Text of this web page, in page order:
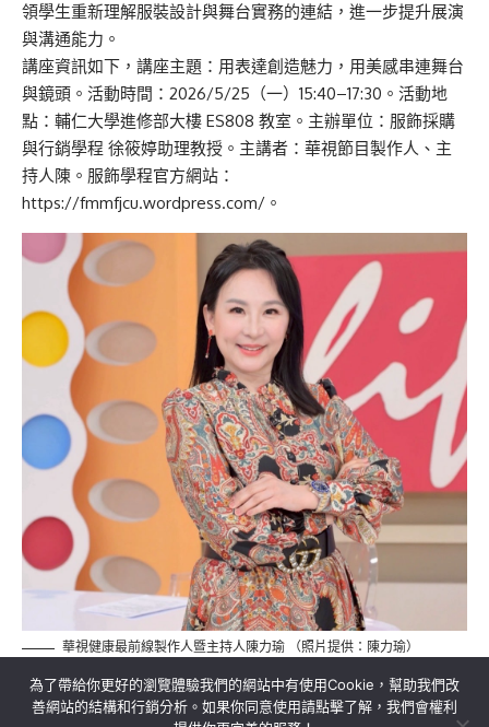
領學生重新理解服裝設計與舞台實務的連結，進一步提升展演
與溝通能力。
講座資訊如下，講座主題：用表達創造魅力，用美感串連舞台
與鏡頭。活動時間：2026/5/25（一）15:40–17:30。活動地
點：輔仁大學進修部大樓 ES808 教室。主辦單位：服飾採購
與行銷學程 徐筱婷助理教授。主講者：華視節目製作人、主
持人陳。服飾學程官方網站：
https://fmmfjcu.wordpress.com/。
華視健康最前線製作人暨主持人陳力瑜 （照片提供：陳力瑜）
為了帶給你更好的瀏覽體驗我們的網站中有使用Cookie，幫助我們改
善網站的結構和行銷分析。如果你同意使用請點擊了解，我們會權利